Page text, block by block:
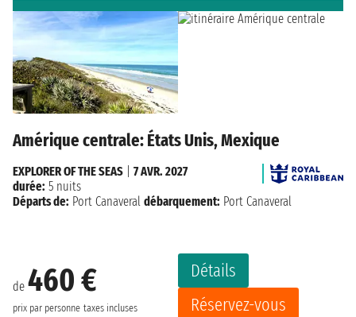
Amérique centrale: États Unis, Mexique
de 460 €
prix par personne taxes incluses
Détails
Réservez-vous
EXPLORER OF THE SEAS
7 AVR. 2027
durée: 5 nuits
Départs de: Port Canaveral débarquement: Port Canaveral